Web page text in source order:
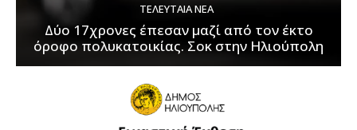
ΤΕΛΕΥΤΑΊΑ ΝΈΑ
Δύο 17χρονες έπεσαν μαζί από τον έκτο
όροφο πολυκατοικίας. Σοκ στην Ηλιούπολη